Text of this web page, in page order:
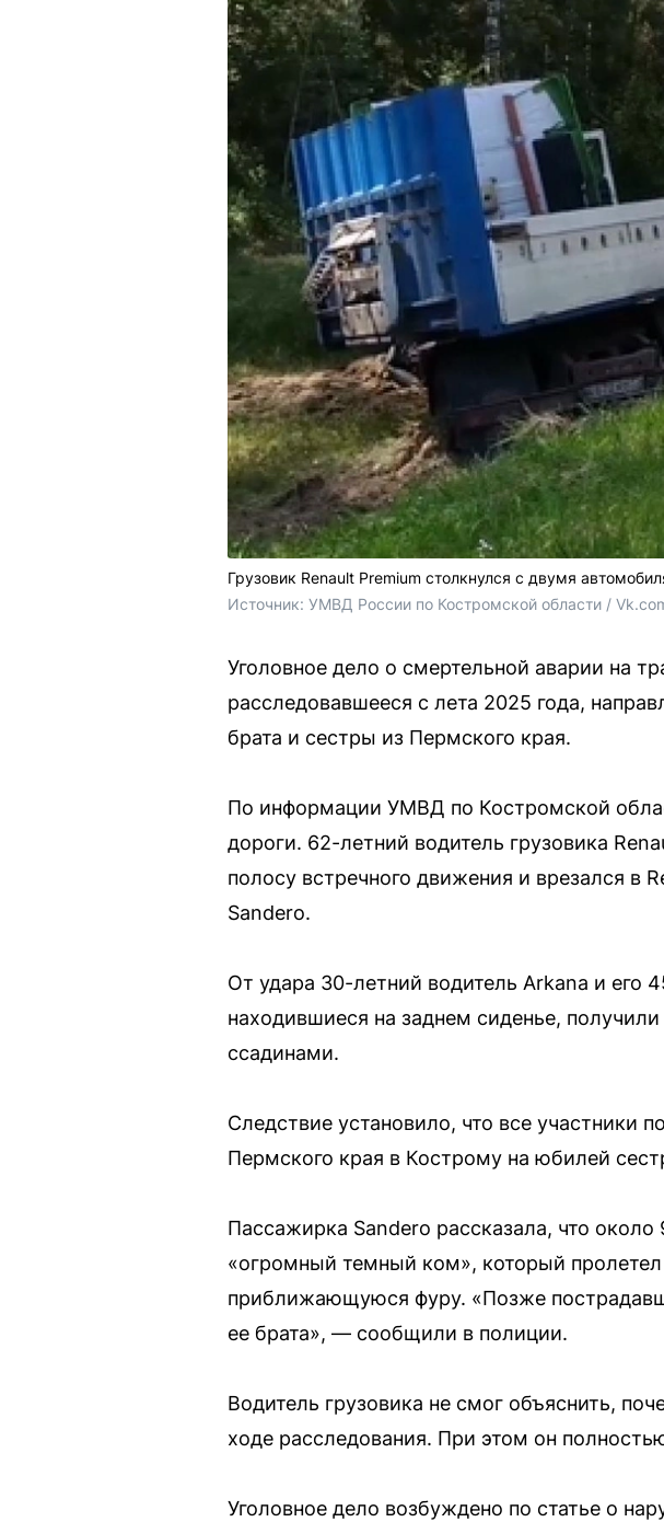
Грузовик Renault Premium столкнулся с двумя
Источник: УМВД России по Костромской области /
Уголовное дело о смертельной аварии
расследовавшееся с лета 2025 года,
брата и сестры из Пермского края.
По информации УМВД по Костромской
дороги. 62-летний водитель грузовика
полосу встречного движения и врезался в
Sandero.
От удара 30-летний водитель Arkana и его
находившиеся на заднем сиденье,
ссадинами.
Следствие установило, что все участники
Пермского края в Кострому на юбилей
Пассажирка Sandero рассказала, что
«огромный темный ком», который
приближающуюся фуру. «Позже
ее брата», — сообщили в полиции.
Водитель грузовика не смог объяснить,
ходе расследования. При этом он
Уголовное дело возбуждено по статье о